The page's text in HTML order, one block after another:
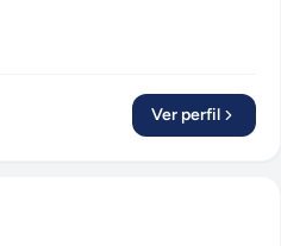
Ver perfil